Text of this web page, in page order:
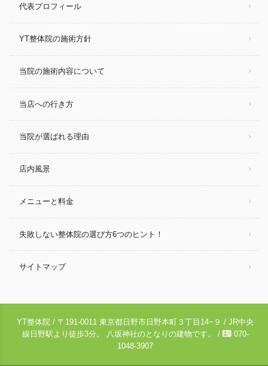
代表プロフィール
YT整体院の施術方針
当院の施術内容について
当店への行き方
当院が選ばれる理由
店内風景
メニューと料金
失敗しない整体院の選び方6つのヒント！
サイトマップ
YT整体院 / 〒191-0011 東京都日野市日野本町３丁目14−９ / JR中央
線日野駅より徒歩3分。 八坂神社のとなりの建物です。 / contact_phone 070-
1048-3907